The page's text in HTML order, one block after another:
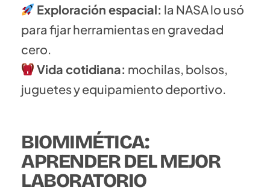
Exploración espacial: la NASA lo usó
para fijar herramientas en gravedad
cero.
Vida cotidiana: mochilas, bolsos,
juguetes y equipamiento deportivo.
BIOMIMÉTICA:
APRENDER DEL MEJOR
LABORATORIO